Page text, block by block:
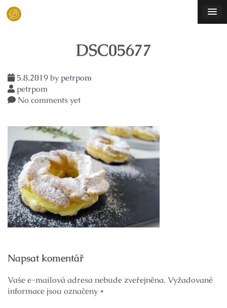
Skip
DSC05677
5.8.2019by petrpom
petrpom
No comments yet
pro
příspěvek
Napsat komentář
Vaše e-mailová adresa nebude zveřejněna. Vyžadované
informace jsou označeny *